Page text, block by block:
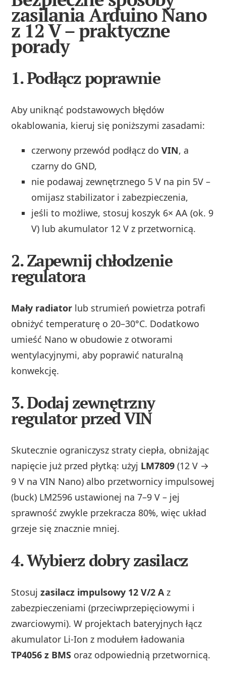
zasilania Arduino Nano
z 12 V – praktyczne
porady
1.Podłącz poprawnie
Aby uniknąć podstawowych błędów
okablowania, kieruj się poniższymi zasadami:
czerwony przewód podłącz doVIN, a
czarny do GND,
nie podawaj zewnętrznego 5 V na pin 5V –
omijasz stabilizator i zabezpieczenia,
jeśli to możliwe, stosuj koszyk 6× AA (ok. 9
V) lub akumulator 12 V z przetwornicą.
2.Zapewnij chłodzenie
regulatora
Mały radiator lub strumień powietrza potrafi
obniżyć temperaturę o 20–30°C. Dodatkowo
umieść Nano w obudowie z otworami
wentylacyjnymi, aby poprawić naturalną
konwekcję.
3.Dodaj zewnętrzny
regulator przed VIN
Skutecznie ograniczysz straty ciepła, obniżając
napięcie już przed płytką: użyj LM7809 (12 V →
9 V na VIN Nano) albo przetwornicy impulsowej
(buck) LM2596 ustawionej na 7–9 V – jej
sprawność zwykle przekracza 80%, więc układ
grzeje się znacznie mniej.
4.Wybierz dobry zasilacz
Stosujzasilacz impulsowy 12 V/2 A z
zabezpieczeniami (przeciwprzepięciowymi i
zwarciowymi). W projektach bateryjnych łącz
akumulator Li‑Ion z modułem ładowania
TP4056 z BMS oraz odpowiednią przetwornicą.